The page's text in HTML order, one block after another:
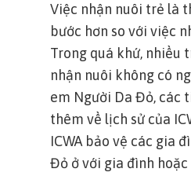
Việc nhận nuôi trẻ là
bước hơn so với việc
Trong quá khứ, nhiều
nhận nuôi không có
em Người Da Đỏ, các
thêm về lịch sử của
ICWA bảo vệ các gia
Đỏ ở với gia đình